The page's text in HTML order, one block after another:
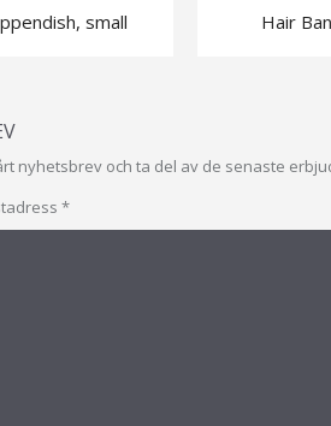
small Hair
nyhetsbrev och ta del av de senaste
*